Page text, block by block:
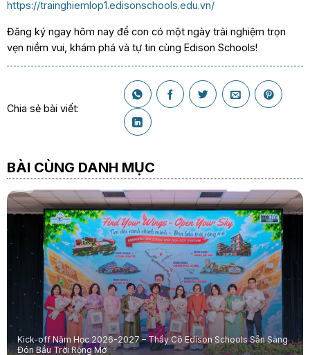
https://trainghiemlop1.edisonschools.edu.vn/
Đăng ký ngay hôm nay để con có một ngày trải nghiệm trọn
vẹn niềm vui, khám phá và tự tin cùng Edison Schools!
Chia sẻ bài viết:
BÀI CÙNG DANH MỤC
Kick-off Năm Học 2026-2027 – Thầy Cô Edison Schools Sẵn Sàng
Đón Bầu Trời Rộng Mở